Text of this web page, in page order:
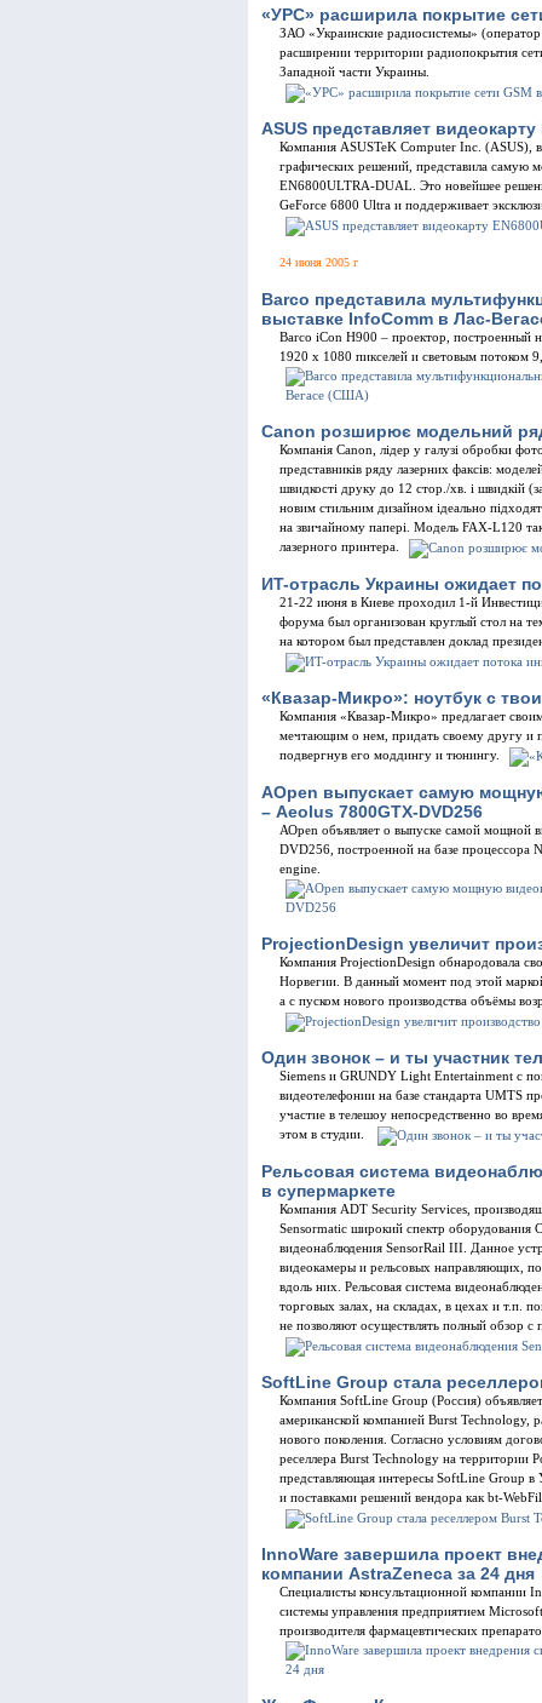
«УРС» расширила покрытие
ЗАО «Украинские радиосистемы»
расширении территории радиопокрытия
Западной части Украины.
ASUS представляет видеокарту
Компания ASUSTeK Computer Inc. (ASUS),
графических решений, представила самую
EN6800ULTRA-DUAL. Это новейшее
GeForce 6800 Ultra и поддерживает
24 июня 2005 г
Barco представила
выставке InfoComm в Лас-
Barco iCon H900 – проектор, построенный
1920 x 1080 пикселей и световым потоком
Canon розширює модельний
Компанія Canon, лідер у галузі обробки
представників ряду лазерних факсів:
швидкості друку до 12 стор./хв. і швидкій
новим стильним дизайном ідеально
на звичайному папері. Модель FAX-L120
лазерного принтера.
ИT-отрасль Украины ожидает
21-22 июня в Киеве проходил 1-й
форума был организован круглый стол на
на котором был представлен доклад
«Квазар-Микро»: ноутбук с
Компания «Квазар-Микро» предлагает
мечтающим о нем, придать своему другу и
подвергнув его моддингу и тюнингу.
AOpen выпускает самую
– Aeolus 7800GTX-DVD256
АОpen объявляет о выпуске самой мощной
DVD256, построенной на базе процессора
engine.
ProjectionDesign увеличит
Компания ProjectionDesign обнародовала
Норвегии. В данный момент под этой
а с пуском нового производства объёмы
Один звонок – и ты участник
Siemens и GRUNDY Light Entertainment с
видеотелефонии на базе стандарта UMTS
участие в телешоу непосредственно во
этом в студии.
Рельсовая система
в супермаркете
Компания ADT Security Services,
Sensormatic широкий спектр оборудования
видеонаблюдения SensorRail III. Данное
видеокамеры и рельсовых направляющих,
вдоль них. Рельсовая система
торговых залах, на складах, в цехах и т.п.
не позволяют осуществлять полный обзор
SoftLine Group стала
Компания SoftLine Group (Россия)
американской компанией Burst Technology,
нового поколения. Согласно условиям
реселлера Burst Technology на
представляющая интересы SoftLine Group в
и поставками решений вендора как bt-
InnoWare завершила проект
компании AstraZeneca за 24 дня
Специалисты консультационной компании
системы управления предприятием
производителя фармацевтических